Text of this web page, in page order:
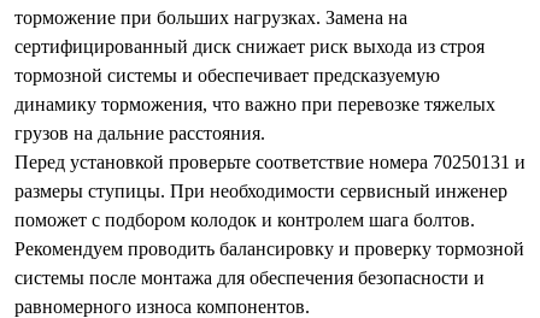
торможение при больших нагрузках. Замена на
сертифицированный диск снижает риск выхода из строя
тормозной системы и обеспечивает предсказуемую
динамику торможения, что важно при перевозке тяжелых
грузов на дальние расстояния.
Перед установкой проверьте соответствие номера 70250131 и
размеры ступицы. При необходимости сервисный инженер
поможет с подбором колодок и контролем шага болтов.
Рекомендуем проводить балансировку и проверку тормозной
системы после монтажа для обеспечения безопасности и
равномерного износа компонентов.